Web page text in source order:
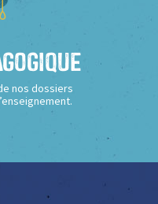
nos dossiers